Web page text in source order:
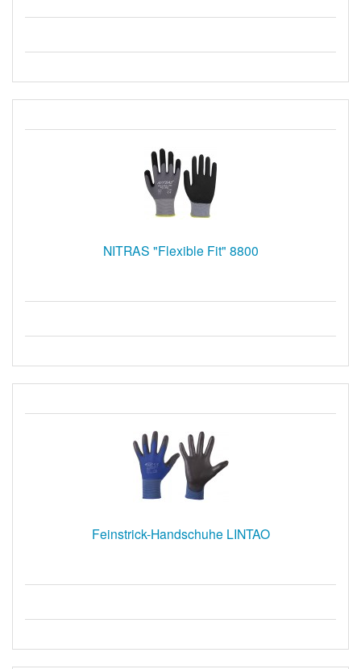
NITRAS "Flexible Fit" 8800
Feinstrick-Handschuhe LINTAO